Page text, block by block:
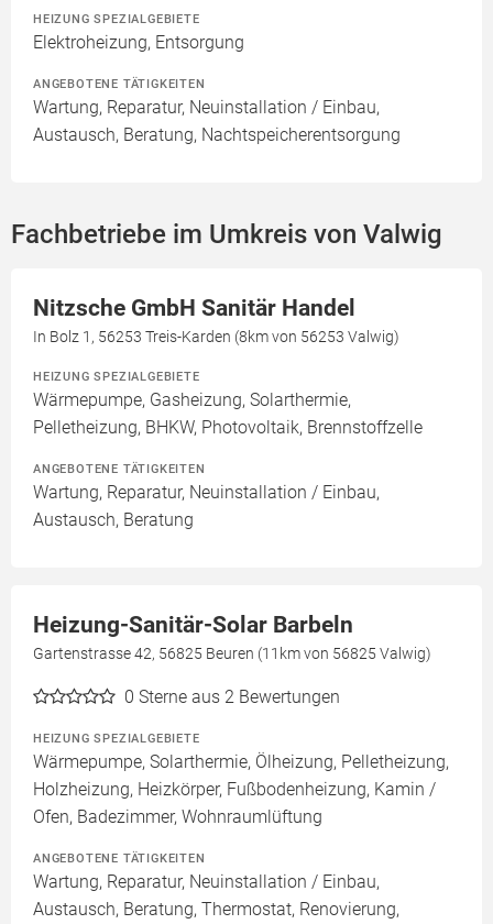
HEIZUNG SPEZIALGEBIETE
Elektroheizung, Entsorgung
ANGEBOTENE TÄTIGKEITEN
Wartung, Reparatur, Neuinstallation / Einbau,
Austausch, Beratung, Nachtspeicherentsorgung
Fachbetriebe im Umkreis von Valwig
Nitzsche GmbH Sanitär Handel
In Bolz 1, 56253 Treis-Karden (8km von 56253 Valwig)
HEIZUNG SPEZIALGEBIETE
Wärmepumpe, Gasheizung, Solarthermie,
Pelletheizung, BHKW, Photovoltaik, Brennstoffzelle
ANGEBOTENE TÄTIGKEITEN
Wartung, Reparatur, Neuinstallation / Einbau,
Austausch, Beratung
Heizung-Sanitär-Solar Barbeln
Gartenstrasse 42, 56825 Beuren (11km von 56825 Valwig)
0 Sterne aus 2 Bewertungen
HEIZUNG SPEZIALGEBIETE
Wärmepumpe, Solarthermie, Ölheizung, Pelletheizung,
Holzheizung, Heizkörper, Fußbodenheizung, Kamin /
Ofen, Badezimmer, Wohnraumlüftung
ANGEBOTENE TÄTIGKEITEN
Wartung, Reparatur, Neuinstallation / Einbau,
Austausch, Beratung, Thermostat, Renovierung,